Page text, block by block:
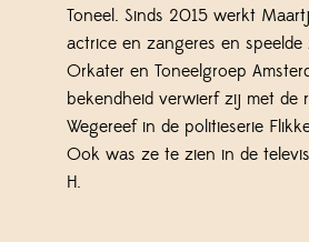
Toneel. Sinds 2015 werkt
actrice en zangeres en
Orkater en Toneelgroep
bekendheid verwierf zij met de
Wegereef in de politieserie
Ook was ze te zien in de
H.